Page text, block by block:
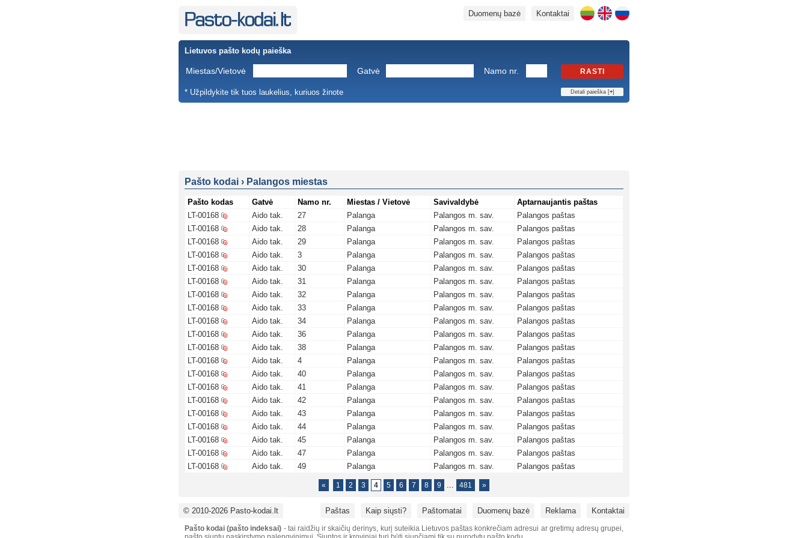
Kontaktai
Duomenų bazė
Lietuvos pašto kodų paieška
Miestas/Vietovė Gatvė Namo nr. RASTI
* Užpildykite tik tuos laukelius, kuriuos žinote Detali paieška [+]
Pašto kodai › Palangos miestas
Pašto kodas Gatvė Namo nr. Miestas / Vietovė Savivaldybė
Aptarnaujantis paštas
LT-00168
Aido tak. 27 Palanga Palangos m. sav.
Palangos paštas
LT-00168
Aido tak. 28 Palanga Palangos m. sav.
Palangos paštas
LT-00168
Aido tak. 29 Palanga Palangos m. sav.
Palangos paštas
LT-00168
Aido tak. 3 Palanga Palangos m. sav.
Palangos paštas
LT-00168
Aido tak. 30 Palanga Palangos m. sav.
Palangos paštas
LT-00168
Aido tak. 31 Palanga Palangos m. sav.
Palangos paštas
LT-00168
Aido tak. 32 Palanga Palangos m. sav.
Palangos paštas
LT-00168
Aido tak. 33 Palanga Palangos m. sav.
Palangos paštas
LT-00168
Aido tak. 34 Palanga Palangos m. sav.
Palangos paštas
LT-00168
Aido tak. 36 Palanga Palangos m. sav.
Palangos paštas
LT-00168
Aido tak. 38 Palanga Palangos m. sav.
Palangos paštas
LT-00168
Aido tak. 4 Palanga Palangos m. sav.
Palangos paštas
LT-00168
Aido tak. 40 Palanga Palangos m. sav.
Palangos paštas
LT-00168
Aido tak. 41 Palanga Palangos m. sav.
Palangos paštas
LT-00168
Aido tak. 42 Palanga Palangos m. sav.
Palangos paštas
LT-00168
Aido tak. 43 Palanga Palangos m. sav.
Palangos paštas
LT-00168
Aido tak. 44 Palanga Palangos m. sav.
Palangos paštas
LT-00168
Aido tak. 45 Palanga Palangos m. sav.
Palangos paštas
LT-00168
Aido tak. 47 Palanga Palangos m. sav.
Palangos paštas
LT-00168
Aido tak. 49 Palanga Palangos m. sav. Palangos paštas
« 1 2 3 4 5 6 7 8 9 ... 481 »
© 2010-2026 Pasto-kodai.lt Paštas Kaip siųsti? Paštomatai Duomenų bazė Reklama Kontaktai
Pašto kodai (pašto indeksai) - tai raidžių ir skaičių derinys, kurį suteikia Lietuvos paštas konkrečiam adresui ar gretimų adresų grupei,